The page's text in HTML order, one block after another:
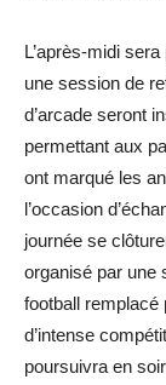
L’après-midi
une session de
d’arcade seront
permettant aux
ont marqué les
l’occasion
journée se
organisé par une
football
d’intense
poursuivra en